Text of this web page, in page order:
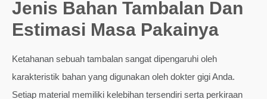
Jenis Bahan Tambalan Dan
Estimasi Masa Pakainya
Ketahanan sebuah tambalan sangat dipengaruhi oleh
karakteristik bahan yang digunakan oleh dokter gigi Anda.
Setiap material memiliki kelebihan tersendiri serta perkiraan